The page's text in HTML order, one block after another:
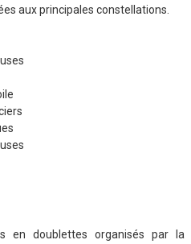
aux principales constellations.
en doublettes organisés par la